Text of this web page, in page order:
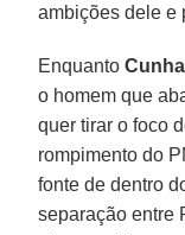
ambições dele e
EnquantoCunha
o homem que
quer tirar o foco
rompimento do
fonte de dentro
separação entre